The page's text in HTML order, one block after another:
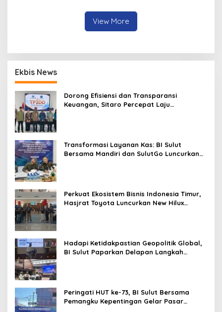
View More
Ekbis News
Dorong Efisiensi dan Transparansi
Keuangan, Sitaro Percepat Laju
Transformasi Layanan Kas: BI Sulut
Bersama Mandiri dan SulutGo Luncurkan
Perkuat Ekosistem Bisnis Indonesia Timur,
Hasjrat Toyota Luncurkan New Hilux
Hadapi Ketidakpastian Geopolitik Global,
BI Sulut Paparkan Delapan Langkah
Peringati HUT ke-73, BI Sulut Bersama
Pemangku Kepentingan Gelar Pasar